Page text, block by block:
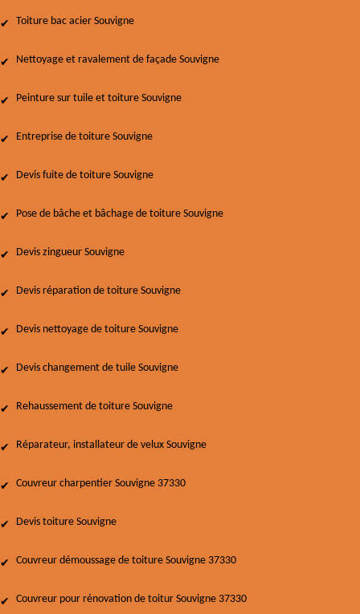
Toiture bac acier Souvigne
Nettoyage et ravalement de façade Souvigne
Peinture sur tuile et toiture Souvigne
Entreprise de toiture Souvigne
Devis fuite de toiture Souvigne
Pose de bâche et bâchage de toiture Souvigne
Devis zingueur Souvigne
Devis réparation de toiture Souvigne
Devis nettoyage de toiture Souvigne
Devis changement de tuile Souvigne
Rehaussement de toiture Souvigne
Réparateur, installateur de velux Souvigne
Couvreur charpentier Souvigne 37330
Devis toiture Souvigne
Couvreur démoussage de toiture Souvigne 37330
Couvreur pour rénovation de toitur Souvigne 37330